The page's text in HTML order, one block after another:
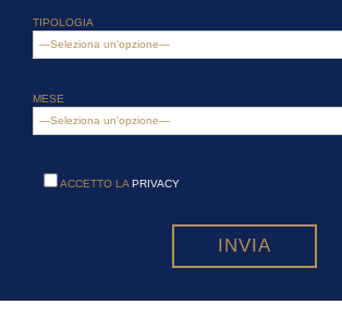
TIPOLOGIA
MESE
ACCETTO LAPRIVACY